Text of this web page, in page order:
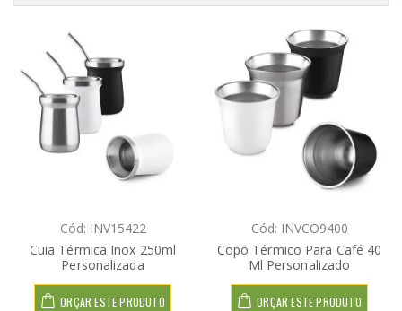
Cód: INV15422
Cuia Térmica Inox 250ml
Personalizada
ORÇAR ESTE PRODUTO
Cód: INVCO9400
Copo Térmico Para Café 40
Ml Personalizado
ORÇAR ESTE PRODUTO